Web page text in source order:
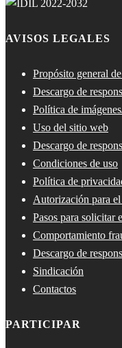
AVISOS LEGALES
Propósito general
Descargo de
Política de
Uso del sitio web
Descargo de
Condiciones de uso
Política de
Autorización para
Pasos para
Comportamiento
Descargo de
Sindicación
Contactos
PARTICIPAR